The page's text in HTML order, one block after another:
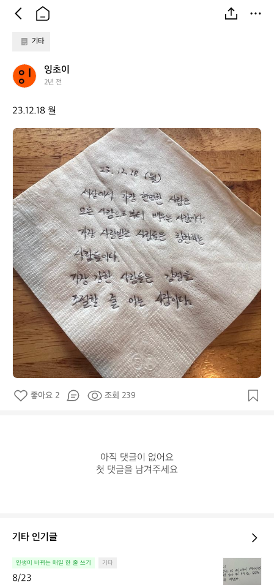
기타
잉
초
잉초이
2년 전
23.12.18 월
잉
초
이
좋아요 2 조회 239
아직 댓글이 없어요
첫 댓글을 남겨주세요
기타 인기글
인생이 바뀌는 매일 한 줄 쓰기 기타
8/23
8/
2